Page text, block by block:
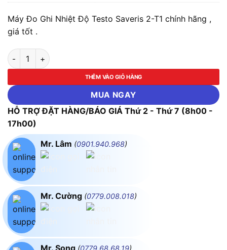
Máy Đo Ghi Nhiệt Độ Testo Saveris 2-T1 chính hãng ,
giá tốt .
Máy Đo Ghi Nhiệt Độ Testo Saveris 2-T1 số lượng
THÊM VÀO GIỎ HÀNG
MUA NGAY
HỖ TRỢ ĐẶT HÀNG/BÁO GIÁ Thứ 2 - Thứ 7 (8h00 -
17h00)
Mr. Lâm (0901.940.968)
Mr. Cường (0779.008.018)